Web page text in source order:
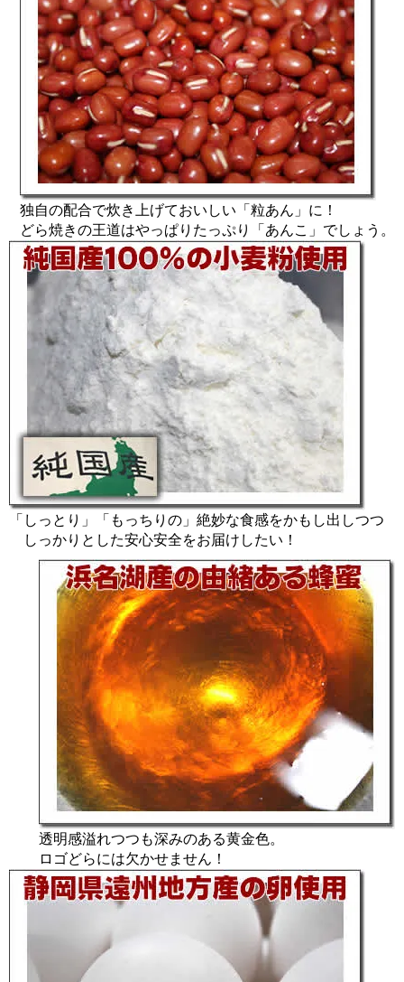
独自の配合で炊き上げておいしい「粒あん」に！
どら焼きの王道はやっぱりたっぷり「あんこ」でしょう。
「しっとり」「もっちりの」絶妙な食感をかもし出しつつ
しっかりとした安心安全をお届けしたい！
透明感溢れつつも深みのある黄金色。
ロゴどらには欠かせません！